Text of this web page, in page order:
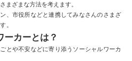
まざまな方法を考えます。
、市役所などと連携してみなさんのさまざ
。
ーカーとは？
とや不安などに寄り添うソーシャルワーカ